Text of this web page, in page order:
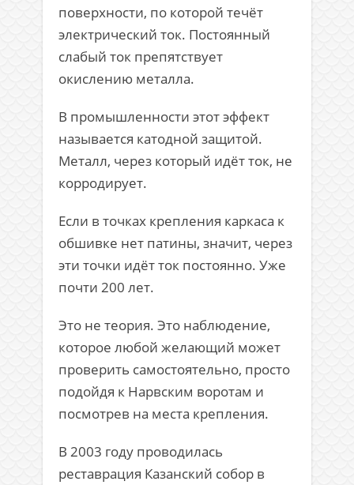
поверхности, по которой течёт
электрический ток. Постоянный
слабый ток препятствует
окислению металла.
В промышленности этот эффект
называется катодной защитой.
Металл, через который идёт ток, не
корродирует.
Если в точках крепления каркаса к
обшивке нет патины, значит, через
эти точки идёт ток постоянно. Уже
почти 200 лет.
Это не теория. Это наблюдение,
которое любой желающий может
проверить самостоятельно, просто
подойдя к Нарвским воротам и
посмотрев на места крепления.
В 2003 году проводилась
реставрация Казанский собор в